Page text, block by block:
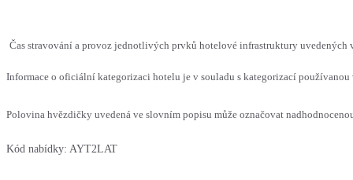
Čas stravování a provoz jednotlivých prvků hotelové infrastruktury uvedených
Informace o oficiální kategorizaci hotelu je v souladu s kategorizací
Polovina hvězdičky uvedená ve slovním popisu může označovat
Kód nabídky: AYT2LAT